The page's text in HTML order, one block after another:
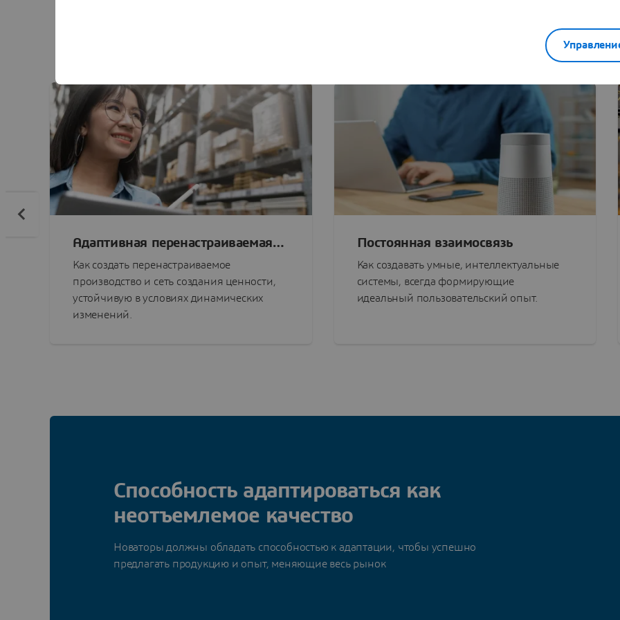
новых способах преобразования традиционных бизнес-процессов и
методов, чтобы поддерживать свою конкурентоспособность и
Адаптивная перенастраиваемая
сеть создания ценности
Как создать перенастраиваемое
производство и сеть создания ценности,
устойчивую в условиях динамических
изменений.
Постоянная взаимосвязь
Как создавать умные, интеллектуальные
системы, всегда формирующие
идеальный пользовательский опыт.
Способность адаптироваться как
неотъемлемое качество
Новаторы должны обладать способностью к адаптации, чтобы успешно
предлагать продукцию и опыт, меняющие весь рынок